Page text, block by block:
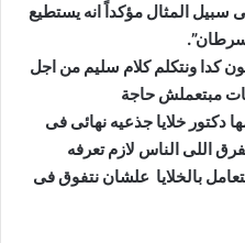
سبيل المثال مؤكداً انه يستطيع
كدا ونتكلم كلام سليم من اجل
مبتعملش حاجة
دكتور خلايا جذعيه نهائى فى
اللى الناس لازم تعرفه
بالخلايا علشان نتفوق فى